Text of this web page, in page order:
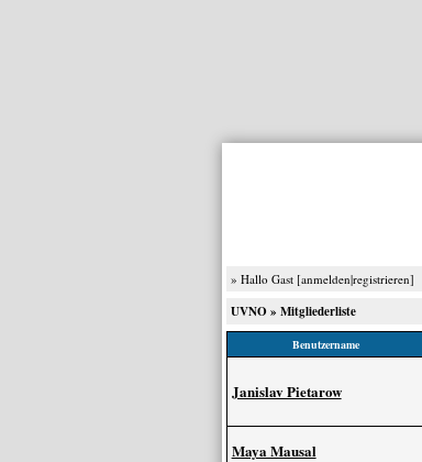
» Hallo Gast [anmelden|registrieren]
UVNO » Mitgliederliste
Benutzername
Janislav Pietarow
Maya Mausal